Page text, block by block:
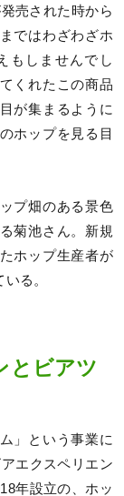
売された時から
ではわざわざホ
もしませんでし
くれたこの商品
が集まるように
ホップを見る目
プ畑のある景色
菊池さん。新規
ホップ生産者が
る。
とビアツ
」という事業に
エクスペリエン
年設立の、ホッ